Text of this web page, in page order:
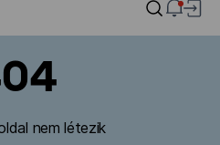
nem létezik